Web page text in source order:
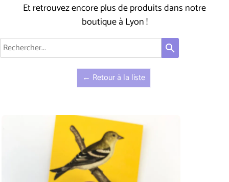
Et retrouvez encore plus de produits dans notre
boutique à Lyon !
search
← Retour à la liste